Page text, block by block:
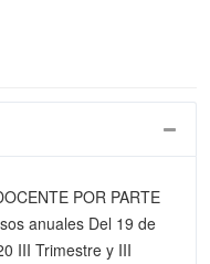
POR PARTE
anuales Del 19 de
III Trimestre y III